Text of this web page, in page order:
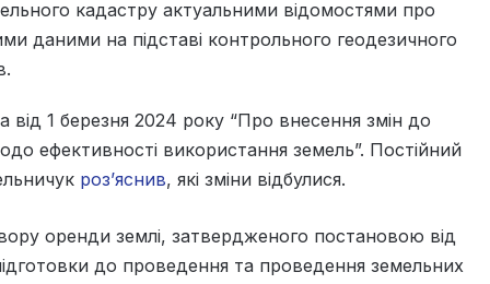
кадастру актуальними відомостями про
даними на підставі контрольного геодезичного
від 1 березня 2024 року “Про внесення змін до
ефективності використання земель”. Постійний
роз’яснив, які зміни відбулися.
оренди землі, затвердженого постановою від
до проведення та проведення земельних